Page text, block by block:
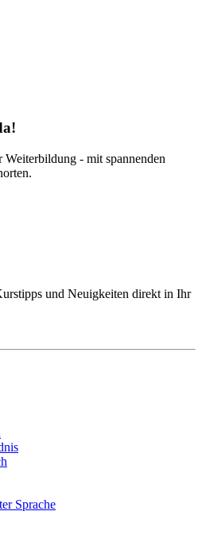
Weiterbildung - mit spannenden
und Neuigkeiten direkt in Ihr
Sprache